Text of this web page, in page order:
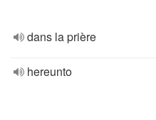
dans la prière
hereunto